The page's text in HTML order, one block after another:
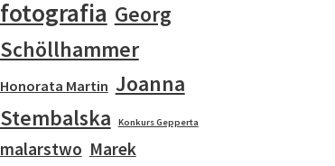
fotografia Georg
Schöllhammer
Honorata Martin Joanna
Stembalska
Konkurs Gepperta
malarstwo Marek